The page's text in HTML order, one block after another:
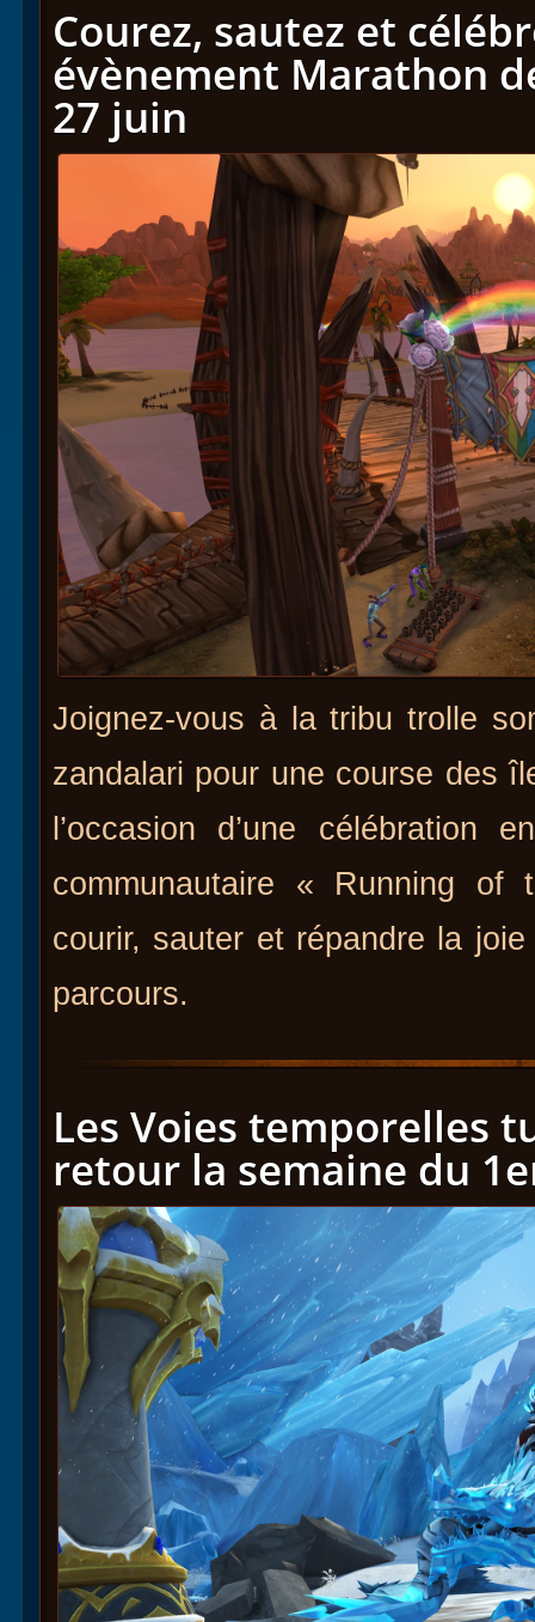
Courez, sautez et
évènement Marathon
27 juin
Joignez-vous à la tribu trolle
zandalari pour une course des
l’occasion d’une célébration
communautaire « Running of
courir, sauter et répandre la
parcours.
Les Voies temporelles
retour la semaine du